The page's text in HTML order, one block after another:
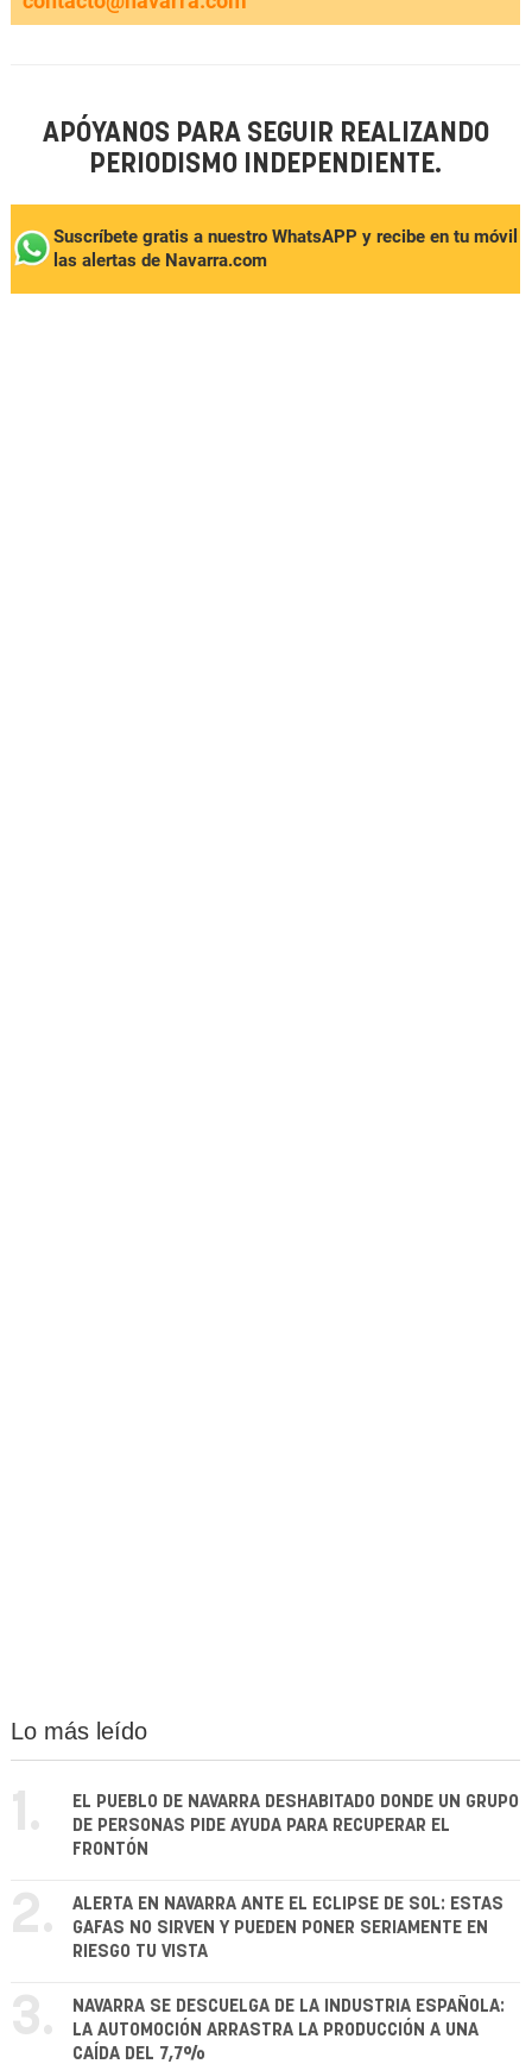
APÓYANOS PARA SEGUIR REALIZANDO
PERIODISMO INDEPENDIENTE.
Suscríbete gratis a nuestro WhatsAPP y recibe en tu móvil
las alertas de Navarra.com
Lo más leído
1.
EL PUEBLO DE NAVARRA DESHABITADO DONDE UN GRUPO
DE PERSONAS PIDE AYUDA PARA RECUPERAR EL
FRONTÓN
2.
ALERTA EN NAVARRA ANTE EL ECLIPSE DE SOL: ESTAS
GAFAS NO SIRVEN Y PUEDEN PONER SERIAMENTE EN
RIESGO TU VISTA
3.
NAVARRA SE DESCUELGA DE LA INDUSTRIA ESPAÑOLA:
LA AUTOMOCIÓN ARRASTRA LA PRODUCCIÓN A UNA
CAÍDA DEL 7,7%